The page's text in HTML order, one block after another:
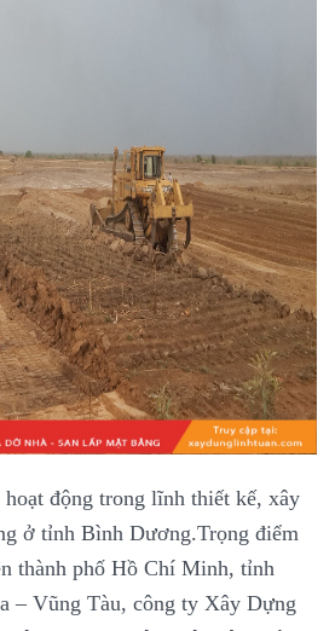
động trong lĩnh thiết kế, xây
ở tỉnh Bình Dương.Trọng điểm
thành phố Hồ Chí Minh, tỉnh
– Vũng Tàu, công ty Xây Dựng